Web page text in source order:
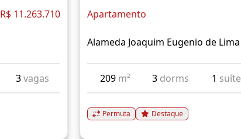
R$ 11.263.710
3vagas
Apartamento
Alameda Joaquim Eugenio de Lima
209 m² 3 dorms 1 suíte
Permuta Destaque